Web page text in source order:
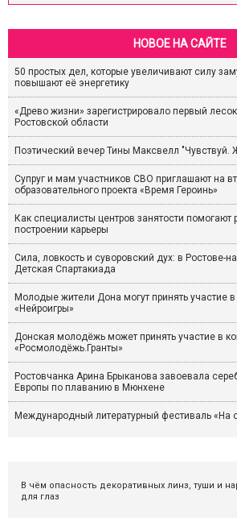
НОВОЕ НА САЙТЕ
50 простых дел, которые увеличивают силу
повышают её энергетику
«Древо жизни» зарегистрировало первый
Ростовской области
Поэтический вечер Тины Максвелл "Чувствуй.
Супруг и мам участников СВО приглашают на
образовательного проекта «Время Героинь»
Как специалисты центров занятости помогают
построении карьеры
Сила, ловкость и суворовский дух: в Ростове-
Детская Спартакиада
Молодые жители Дона могут принять участие
«Нейроигры»
Донская молодёжь может принять участие в
«Росмолодёжь.Гранты»
Ростовчанка Арина Брыканова завоевала
Европы по плаванию в Мюнхене
Международный литературный фестиваль «На
В чём опасность декоративных линз, туши и
для глаз